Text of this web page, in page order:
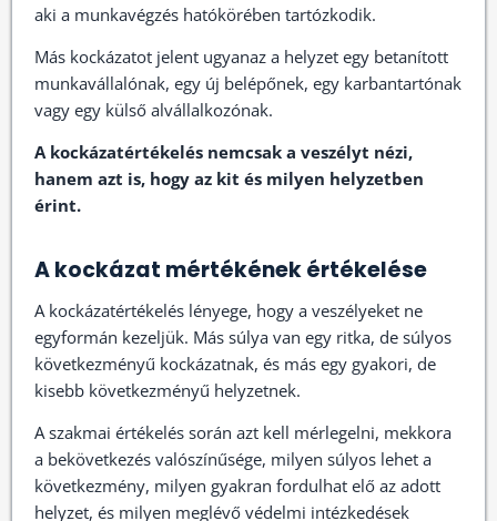
aki a munkavégzés hatókörében tartózkodik.
Más kockázatot jelent ugyanaz a helyzet egy betanított
munkavállalónak, egy új belépőnek, egy karbantartónak
vagy egy külső alvállalkozónak.
A kockázatértékelés nemcsak a veszélyt nézi,
hanem azt is, hogy az kit és milyen helyzetben
érint.
A kockázat mértékének értékelése
A kockázatértékelés lényege, hogy a veszélyeket ne
egyformán kezeljük. Más súlya van egy ritka, de súlyos
következményű kockázatnak, és más egy gyakori, de
kisebb következményű helyzetnek.
A szakmai értékelés során azt kell mérlegelni, mekkora
a bekövetkezés valószínűsége, milyen súlyos lehet a
következmény, milyen gyakran fordulhat elő az adott
helyzet, és milyen meglévő védelmi intézkedések